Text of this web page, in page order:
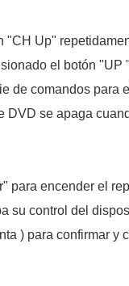
"CH Up"
el botón "UP
de comandos para
DVD se apaga
para encender el
su control del
) para confirmar y